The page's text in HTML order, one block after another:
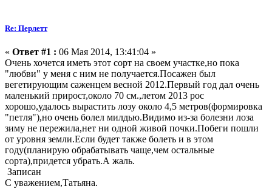
Re: Перлетт
« Ответ #1 : 06 Мая 2014, 13:41:04 »
Очень хочется иметь этот сорт на своем участке,но пока
"любви" у меня с ним не получается.Посажен был
вегетирующим саженцем весной 2012.Первый год дал очень
маленький прирост,около 70 см.,летом 2013 рос
хорошо,удалось вырастить лозу около 4,5 метров(формировка
"петля"),но очень болел милдью.Видимо из-за болезни лоза
зиму не пережила,нет ни одной живой почки.Побеги пошли
от уровня земли.Если будет также болеть и в этом
году(планирую обрабатывать чаще,чем остальные
сорта),придется убрать.А жаль.
Записан
С уважением,Татьяна.